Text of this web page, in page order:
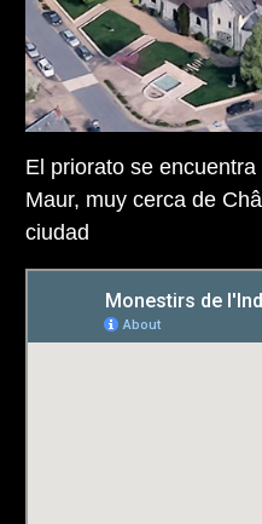
El priorato se
Maur, muy cerca de
ciudad